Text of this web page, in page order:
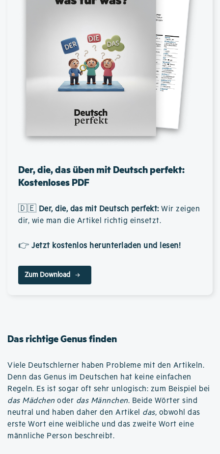
Der, die, das üben mit Deutsch perfekt:
Kostenloses PDF
🇩🇪 Der, die, das mit Deutsch perfekt: Wir zeigen
dir, wie man die Artikel richtig einsetzt.
👉 Jetzt kostenlos herunterladen und lesen!
Zum Download
Das richtige Genus finden
Viele Deutschlerner haben Probleme mit den Artikeln.
Denn das Genus im Deutschen hat keine einfachen
Regeln. Es ist sogar oft sehr unlogisch: zum Beispiel bei
das Mädchen oder das Männchen. Beide Wörter sind
neutral und haben daher den Artikel das, obwohl das
erste Wort eine weibliche und das zweite Wort eine
männliche Person beschreibt.